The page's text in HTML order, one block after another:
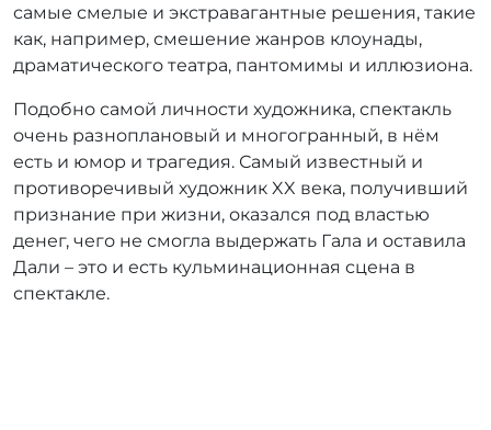
самые смелые и экстравагантные решения, такие
как, например, смешение жанров клоунады,
драматического театра, пантомимы и иллюзиона.
Подобно самой личности художника, спектакль
очень разноплановый и многогранный, в нём
есть и юмор и трагедия. Самый известный и
противоречивый художник XX века, получивший
признание при жизни, оказался под властью
денег, чего не смогла выдержать Гала и оставила
Дали – это и есть кульминационная сцена в
спектакле.